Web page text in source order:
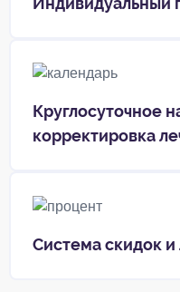
Круглосуточное
корректировка
Система скидок и